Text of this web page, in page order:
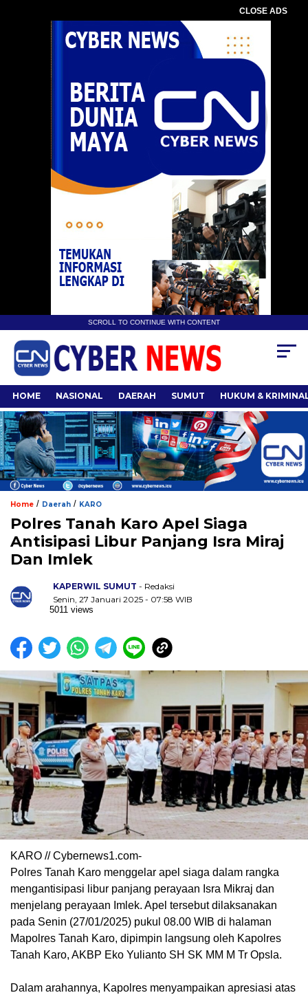
CLOSE ADS
SCROLL TO CONTINUE WITH CONTENT
HOME NASIONAL DAERAH SUMUT HUKUM &
Home / Daerah / KARO
Polres Tanah Karo Apel Siaga
Antisipasi Libur Panjang Isra Miraj
Dan Imlek
KAPERWIL SUMUT - Redaksi
Senin, 27 Januari 2025 - 07:58 WIB
5011 views
KARO // Cybernews1.com-
Polres Tanah Karo menggelar apel siaga dalam rangka
mengantisipasi libur panjang perayaan Isra Mikraj dan
menjelang perayaan Imlek. Apel tersebut dilaksanakan
pada Senin (27/01/2025) pukul 08.00 WIB di halaman
Mapolres Tanah Karo, dipimpin langsung oleh Kapolres
Tanah Karo, AKBP Eko Yulianto SH SK MM M Tr Opsla.
Dalam arahannya, Kapolres menyampaikan apresiasi atas